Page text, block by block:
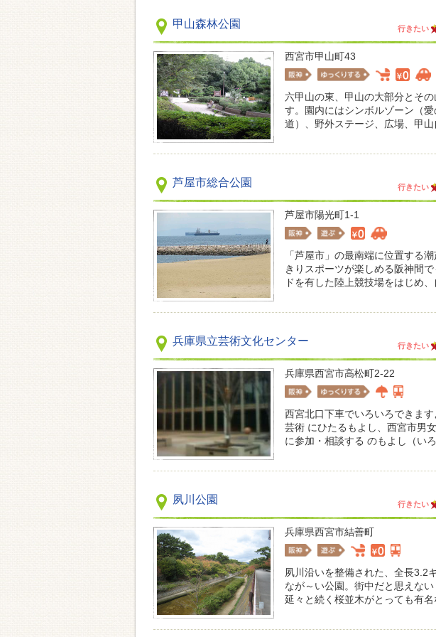
甲山森林公園
西宮市甲山町43
行きたい
六甲山の東、甲山の大部分とそ
す。園内にはシンボルゾーン（
道）、野外ステージ、広場、甲
芦屋市総合公園
芦屋市陽光町1-1
行きたい
「芦屋市」の最南端に位置する
きりスポーツが楽しめる阪神間
ドを有した陸上競技場をはじめ
兵庫県立芸術文化センター
兵庫県西宮市高松町2-22
行きたい
西宮北口下車でいろいろできま
芸術 にひたるもよし、西宮市男
に参加・相談する のもよし（い
夙川公園
兵庫県西宮市結善町
行きたい
夙川沿いを整備された、全長3.2
なが～い公園。街中だと思えない
延々と続く桜並木がとっても有